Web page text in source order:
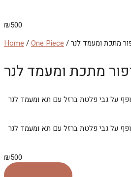
₪500
Home /One Piece מתכת ומעמד לנר
מתכת ומעמד לנר
על גבי פלטת ברזל עם תא ומעמד לנר
על גבי פלטת ברזל עם תא ומעמד לנר
₪500